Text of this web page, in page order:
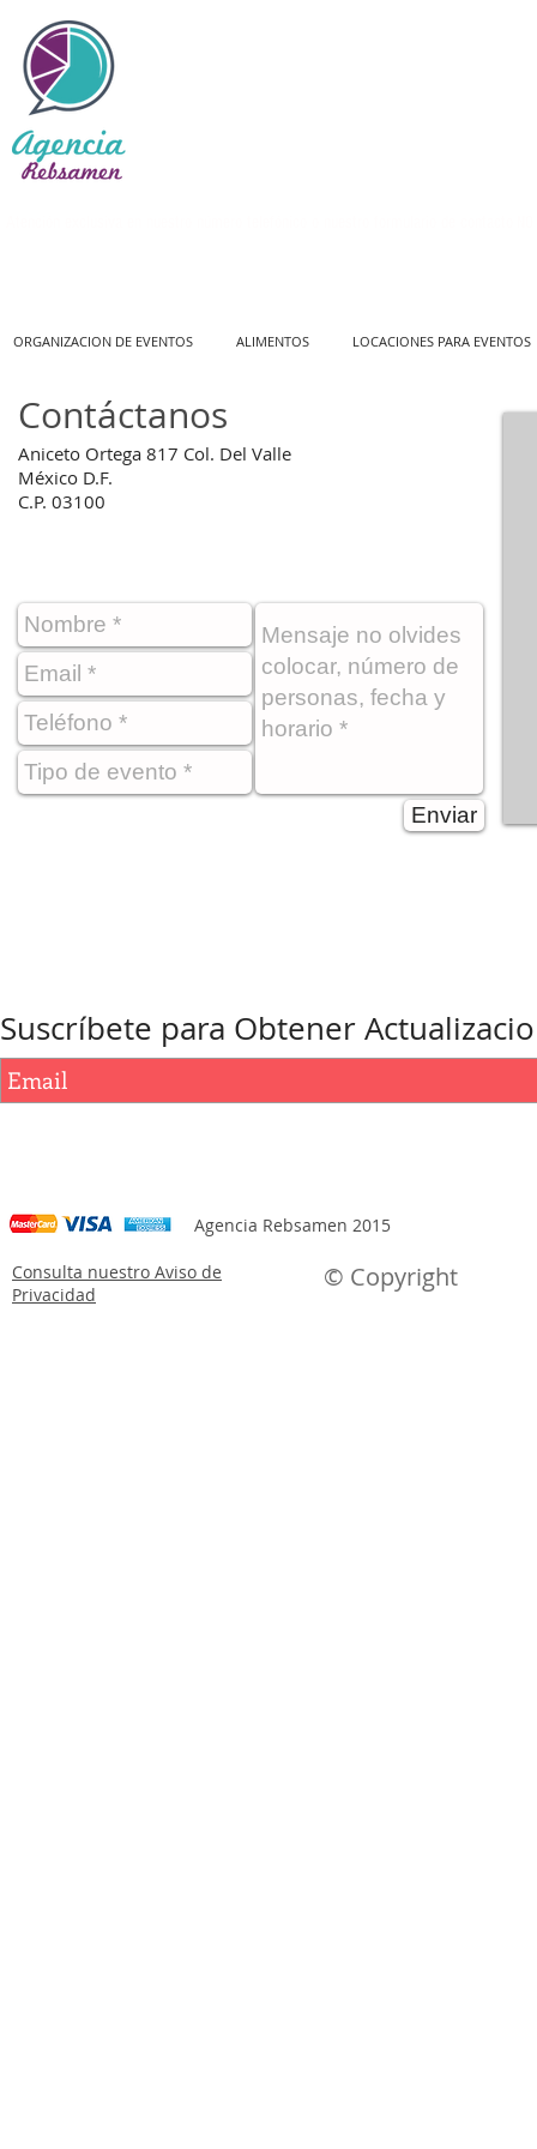
ORGANIZACION DE EVENTOS ALIMENTOS LOCACIONES PARA EVENTOS
Contáctanos
Aniceto Ortega 817 Col. Del Valle
México D.F.
C.P. 03100
Enviar
Suscríbete para Obtener
Agencia Rebsamen 2015
Consulta nuestro Aviso de
Privacidad
© Copyright